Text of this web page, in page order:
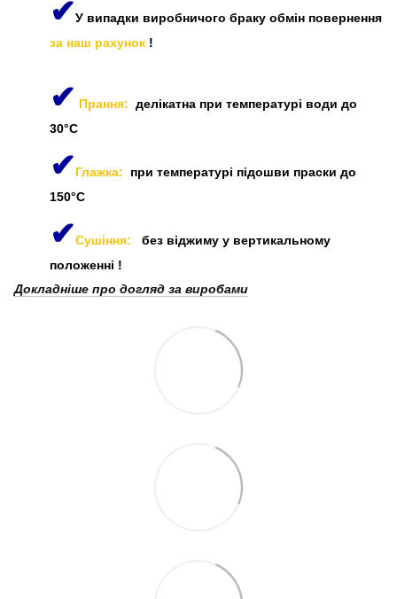
✔У випадки виробничого браку обмін повернення
за наш рахунок !
✔ Прання: делікатна при температурі води до
30°C
✔Глажка: при температурі підошви праски до
150°C
✔Сушіння:
без віджиму у вертикальному
положенні !
Докладніше про догляд за виробами